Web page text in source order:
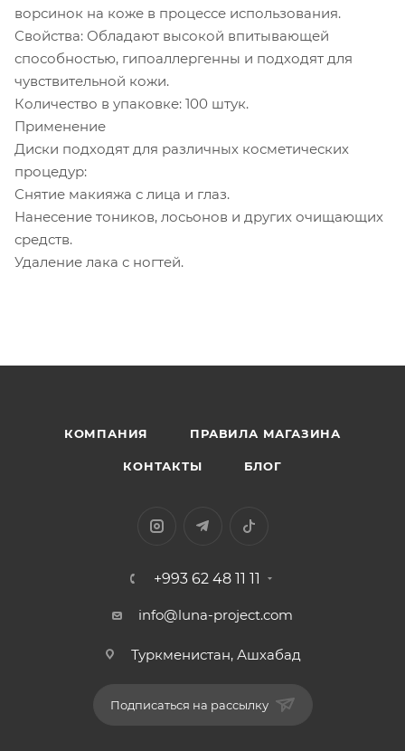
ворсинок на коже в процессе использования.
Свойства: Обладают высокой впитывающей
способностью, гипоаллергенны и подходят для
чувствительной кожи.
Количество в упаковке: 100 штук.
Применение
Диски подходят для различных косметических
процедур:
Снятие макияжа с лица и глаз.
Нанесение тоников, лосьонов и других очищающих
средств.
Удаление лака с ногтей.
КОМПАНИЯ ПРАВИЛА МАГАЗИНА
КОНТАКТЫ БЛОГ
+993 62 48 11 11
info@luna-project.com
Туркменистан, Ашхабад
Подписаться на рассылку